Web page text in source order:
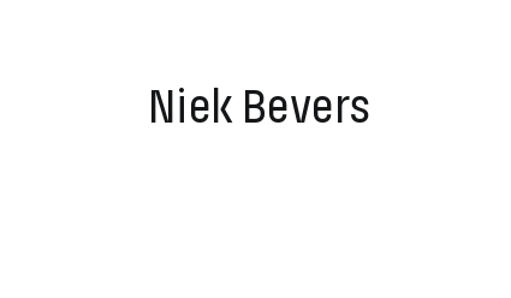
Niek Bevers